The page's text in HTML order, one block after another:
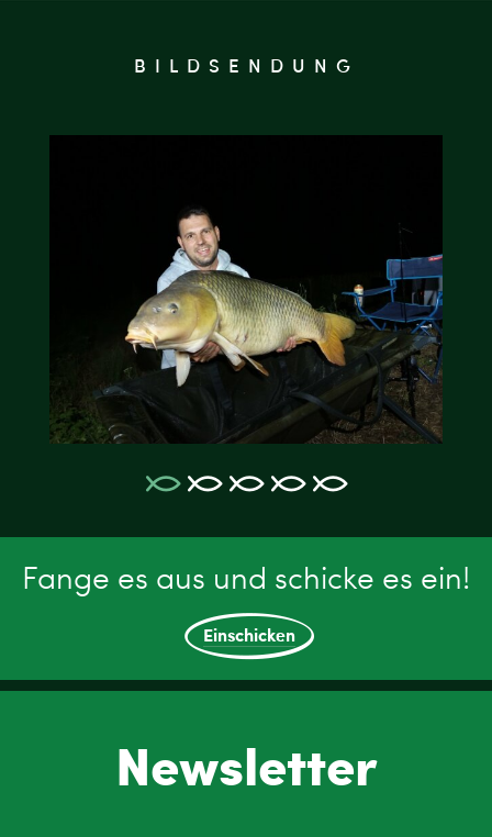
BILDSENDUNG
Fange es aus und schicke es ein!
Einschicken
Newsletter